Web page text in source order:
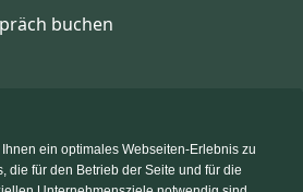
buchen
Bauen.de
ein optimales Webseiten-Erlebnis zu
die für den Betrieb der Seite und für die